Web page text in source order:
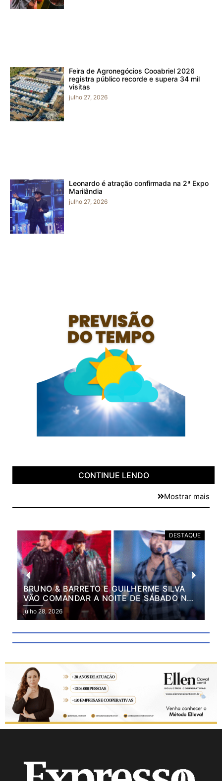
Feira de Agronegócios Cooabriel 2026
registra público recorde e supera 34 mil
visitas
julho 27, 2026
Leonardo é atração confirmada na 2ª Expo
Marilândia
julho 27, 2026
CONTINUE LENDO
Mostrar mais
DESTAQUE
BRUNO & BARRETO E GUILHERME SILVA
VÃO COMANDAR A NOITE DE SÁBADO NA
2ª EXPO MARILÂNDIA
julho 28, 2026